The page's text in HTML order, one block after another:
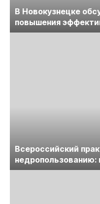
В Новокузнецке
повышения
предприятий
Всероссийский
недропользованию:
лицензирования,